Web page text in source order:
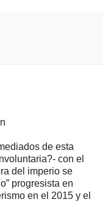
de esta
con el
del imperio se
progresista en
en el 2015 y el